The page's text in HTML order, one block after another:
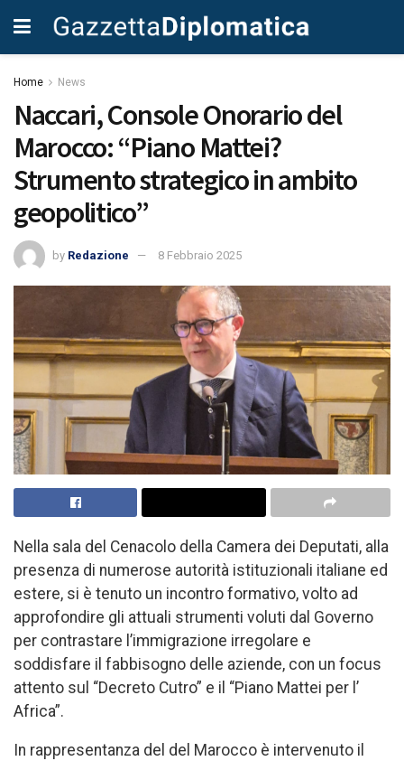
Home News
Naccari, Console Onorario del
Marocco: “Piano Mattei?
Strumento strategico in ambito
geopolitico”
by Redazione 8 Febbraio 2025
Nella sala del Cenacolo della Camera dei Deputati, alla
presenza di numerose autorità istituzionali italiane ed
estere, si è tenuto un incontro formativo, volto ad
approfondire gli attuali strumenti voluti dal Governo
per contrastare l’immigrazione irregolare e
soddisfare il fabbisogno delle aziende, con un focus
attento sul “Decreto Cutro” e il “Piano Mattei per l’
Africa”.
In rappresentanza del del Marocco è intervenuto il